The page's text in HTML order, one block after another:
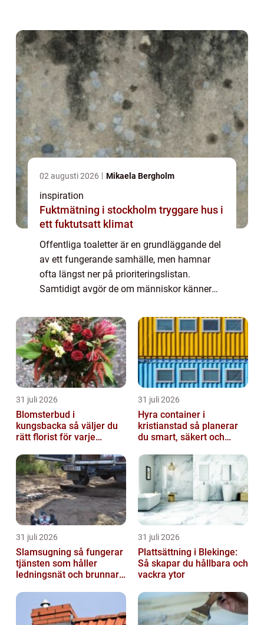
motorväg...
02 augusti 2026 Mikaela Bergholm
inspiration
Fuktmätning i stockholm tryggare hus i
ett fuktutsatt klimat
Offentliga toaletter är en grundläggande del
av ett fungerande samhälle, men hamnar
ofta längst ner på prioriteringslistan.
Samtidigt avgör de om människor känner
stad, vid en badplats eller längs en
motorväg...
31 juli 2026
Blomsterbud i
kungsbacka så väljer du
rätt florist för varje
31 juli 2026
Hyra container i
kristianstad så planerar
du smart, säkert och
31 juli 2026
Slamsugning så fungerar
tjänsten som håller
ledningsnät och brunnar i
31 juli 2026
Plattsättning i Blekinge:
Så skapar du hållbara och
vackra ytor